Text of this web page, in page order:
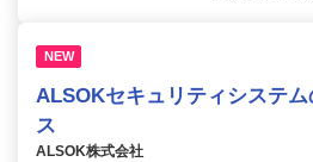
NEW
ALSOKセキュリティシステ
ス
ALSOK株式会社